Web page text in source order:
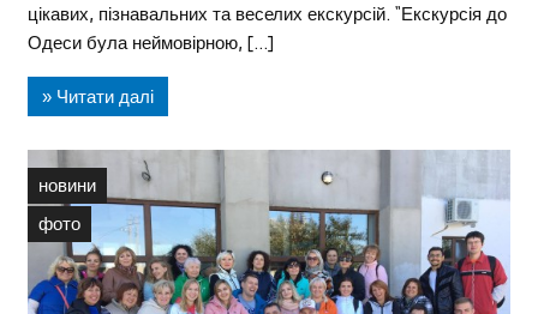
цікавих, пізнавальних та веселих екскурсій. “Екскурсія до
Одеси була неймовірною, […]
» Читати далі
новини
фото